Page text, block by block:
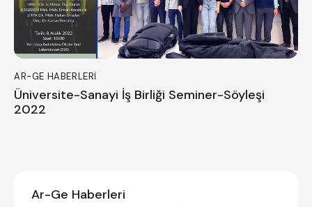
AR-GE HABERLERI
Üniversite-Sanayi İş Birliği Seminer-Söyleşi
2022
Ar-Ge Haberleri